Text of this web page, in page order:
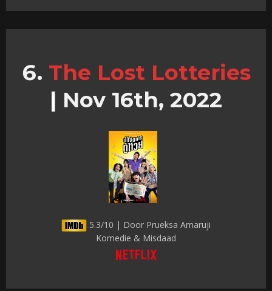
The Lost Lotteries
| Nov 16th, 2022
5.3/10 | Door Prueksa Amaruji
Komedie & Misdaad